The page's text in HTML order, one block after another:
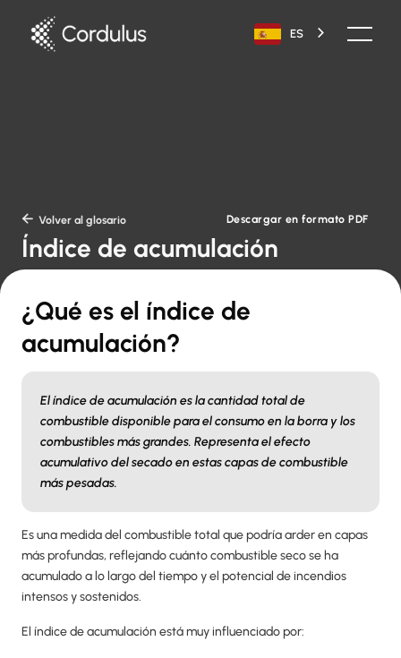
ES
 Volver al glosario Descargar en formato PDF
Índice de acumulación
¿Qué es el índice de
acumulación?
El índice de acumulación es la cantidad total de
combustible disponible para el consumo en la borra y los
combustibles más grandes. Representa el efecto
acumulativo del secado en estas capas de combustible
más pesadas.
Es una medida del combustible total que podría arder en capas
más profundas, reflejando cuánto combustible seco se ha
acumulado a lo largo del tiempo y el potencial de incendios
intensos y sostenidos.
El índice de acumulación está muy influenciado por: